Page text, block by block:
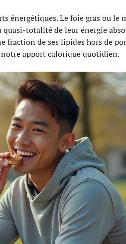
énergétiques. Le foie gras ou le
totalité de leur énergie
fraction de ses lipides hors de
apport calorique quotidien.